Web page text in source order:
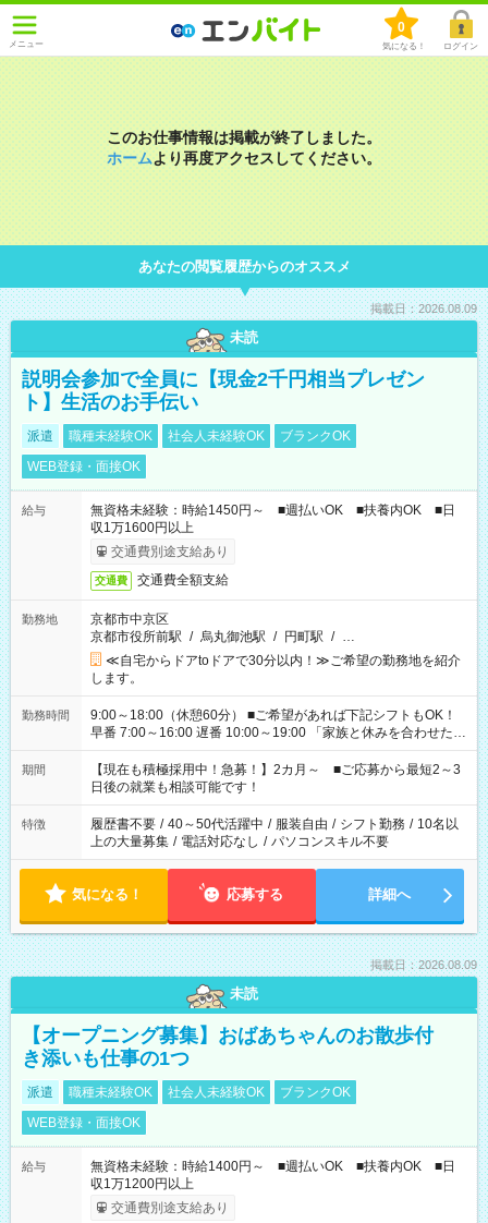
メニュー
0
気になる！ ログイン
このお仕事情報は掲載が終了しました。
ホームより再度アクセスしてください。
あなたの閲覧履歴からのオススメ
掲載日：2026.08.09
未読
説明会参加で全員に【現金2千円相当プレゼン
ト】生活のお手伝い
派遣 職種未経験OK 社会人未経験OK
ブランクOK
WEB登録・面接OK
給与
無資格未経験：時給1450円～ ■週払いOK ■扶養内OK ■日
収1万1600円以上
交通費別途支給あり
交通費 交通費全額支給
勤務地
京都市中京区
京都市役所前駅 / 烏丸御池駅 / 円町駅 / …
≪自宅からドアtoドアで30分以内！≫ご希望の勤務地を紹介
します。
勤務時間
9:00～18:00（休憩60分） ■ご希望があれば下記シフトもOK！
早番 7:00～16:00 遅番 10:00～19:00 「家族と休みを合わせた
い」 「余裕を持って夕飯の準備がしたい」 「できれば残業はし
たくない」 など、ご希望を教えてくださいね。 ※Wワーク希望
の方へ 今ご覧のお仕事で希望する勤務時間と、もう1つのお仕事
の勤務時間。 合計で週40時間を超える場合は応募できません。
期間
【現在も積極採用中！急募！】2カ月～ ■ご応募から最短2～3
日後の就業も相談可能です！
特徴 履歴書不要 / 40～50代活躍中 / 服装自由 / シフト勤務 / 10名以
上の大量募集 / 電話対応なし / パソコンスキル不要
気になる！ 応募する 詳細へ
掲載日：2026.08.09
未読
【オープニング募集】おばあちゃんのお散歩付
き添いも仕事の1つ
派遣 職種未経験OK 社会人未経験OK
ブランクOK
WEB登録・面接OK
給与
無資格未経験：時給1400円～ ■週払いOK ■扶養内OK ■日
収1万1200円以上
交通費別途支給あり